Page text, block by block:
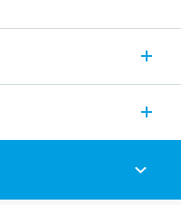
Anschluss mit der